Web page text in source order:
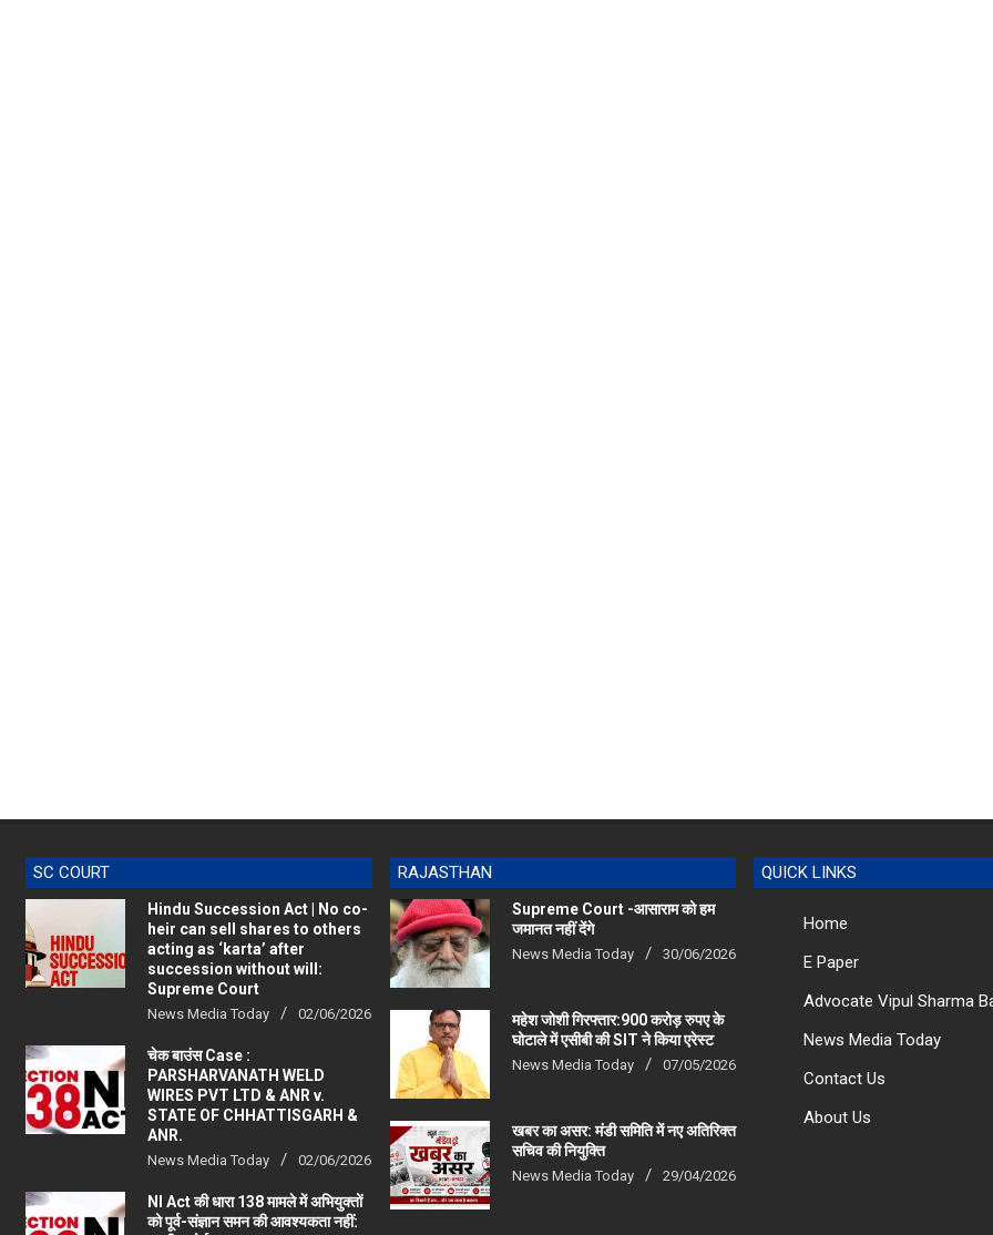
OnePlus
SC COURT
Hindu Succession Act | No co-
heir can sell shares to others
acting as ‘karta’ after
succession without will:
Supreme Court
News Media Today 02/06/2026
चेक बाउंस Case :
PARSHARVANATH WELD
WIRES PVT LTD & ANR v.
STATE OF CHHATTISGARH &
ANR.
News Media Today 02/06/2026
NI Act की धारा 138 मामले में अभियुक्तों
को पूर्व-संज्ञान समन की आवश्यकता नहीं:
RAJASTHAN
Supreme Court -आसाराम को हम
जमानत नहीं देंगे
News Media Today 30/06/2026
महेश जोशी गिरफ्तार:900 करोड़ रुपए के
घोटाले में एसीबी की SIT ने किया एरेस्‍ट
News Media Today 07/05/2026
खबर का असर: मंडी समिति में नए अतिरिक्त
सचिव की नियुक्ति
News Media Today 29/04/2026
QUICK LINKS
Home
E Paper
Advocate Vipul Sharma
News Media Today
Contact Us
About Us